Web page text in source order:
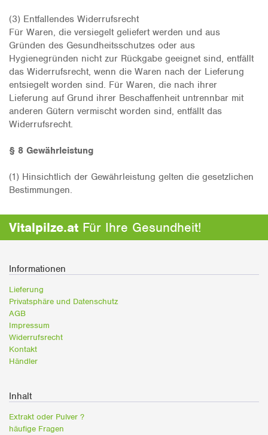
(3) Entfallendes Widerrufsrecht
Für Waren, die versiegelt geliefert werden und aus
Gründen des Gesundheitsschutzes oder aus
Hygienegründen nicht zur Rückgabe geeignet sind, entfällt
das Widerrufsrecht, wenn die Waren nach der Lieferung
entsiegelt worden sind. Für Waren, die nach ihrer
Lieferung auf Grund ihrer Beschaffenheit untrennbar mit
anderen Gütern vermischt worden sind, entfällt das
Widerrufsrecht.
§ 8 Gewährleistung
(1) Hinsichtlich der Gewährleistung gelten die gesetzlichen
Bestimmungen.
Vitalpilze.at Für Ihre Gesundheit!
Informationen
Lieferung
Privatsphäre und Datenschutz
AGB
Impressum
Widerrufsrecht
Kontakt
Händler
Inhalt
Extrakt oder Pulver ?
häufige Fragen